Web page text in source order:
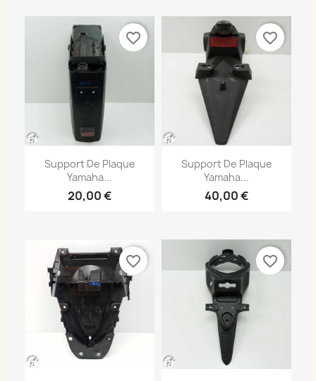
Support De Plaque
Yamaha...
20,00 €
favorite_border
Support De Plaque
Yamaha...
40,00 €
favorite_border
favorite_border favorite_border